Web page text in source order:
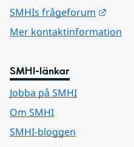
SMHIs frågeforum
Mer kontaktinformation
SMHI-länkar
Jobba på SMHI
Om SMHI
SMHI-bloggen